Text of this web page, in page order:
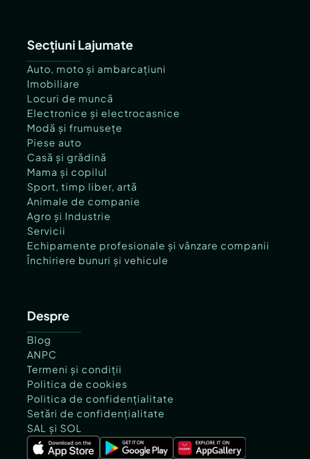
Secțiuni Lajumate
Auto, moto și ambarcațiuni
Imobiliare
Locuri de muncă
Electronice și electrocasnice
Modă și frumusețe
Piese auto
Casă și grădină
Mama și copilul
Sport, timp liber, artă
Animale de companie
Agro și Industrie
Servicii
Echipamente profesionale și vânzare companii
Închiriere bunuri și vehicule
Despre
Blog
ANPC
Termeni și condiții
Politica de cookies
Politica de confidențialitate
Setări de confidențialitate
SAL și SOL